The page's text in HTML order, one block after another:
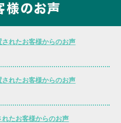
れたお客様からのお声
れたお客様からのお声
たお客様からのお声